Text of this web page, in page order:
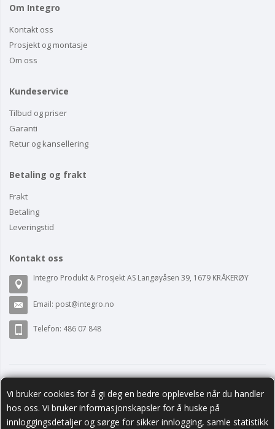
Vi bruker cookies for å gi deg en bedre opplevelse når du handler
hos oss. Vi bruker informasjonskapsler for å huske på
innloggingsdetaljer og sørge for sikker innlogging, samle statistikk
Om Integro
Kontakt oss
Prosjekt og montasje
Om oss
Kundeservice
Tilbud og priser
Garanti
Retur og kansellering
Betaling og frakt
Frakt
Betaling
Leveringstid
Kontakt oss
Integro Produkt & Prosjekt AS Langøyåsen 39, 1679 KRÅKERØY
Email: post@integro.no
Telefon: 486 07 848